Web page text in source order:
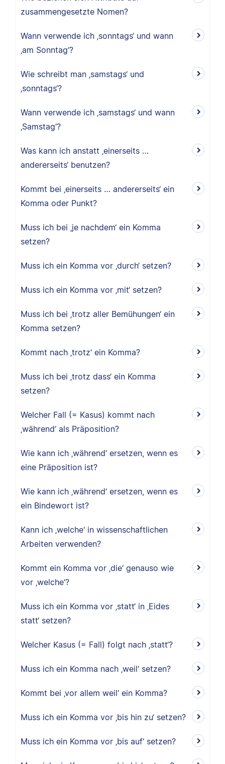
zusammengesetzte Nomen?
Wann verwende ich ‚sonntags‘ und wann
‚am Sonntag‘?
Wie schreibt man ‚samstags‘ und
‚sonntags‘?
Wann verwende ich ‚samstags‘ und wann
‚Samstag‘?
Was kann ich anstatt ‚einerseits …
andererseits‘ benutzen?
Kommt bei ‚einerseits … andererseits‘ ein
Komma oder Punkt?
Muss ich bei ‚je nachdem‘ ein Komma
setzen?
Muss ich ein Komma vor ‚durch‘ setzen?
Muss ich ein Komma vor ‚mit‘ setzen?
Muss ich bei ‚trotz aller Bemühungen‘ ein
Komma setzen?
Kommt nach ‚trotz‘ ein Komma?
Muss ich bei ‚trotz dass‘ ein Komma
setzen?
Welcher Fall (= Kasus) kommt nach
‚während‘ als Präposition?
Wie kann ich ‚während‘ ersetzen, wenn es
eine Präposition ist?
Wie kann ich ‚während‘ ersetzen, wenn es
ein Bindewort ist?
Kann ich ‚welche‘ in wissenschaftlichen
Arbeiten verwenden?
Kommt ein Komma vor ‚die‘ genauso wie
vor ‚welche‘?
Muss ich ein Komma vor ‚statt‘ in ‚Eides
statt‘ setzen?
Welcher Kasus (= Fall) folgt nach ‚statt‘?
Muss ich ein Komma nach ‚weil‘ setzen?
Kommt bei ‚vor allem weil‘ ein Komma?
Muss ich ein Komma vor ‚bis hin zu‘ setzen?
Muss ich ein Komma vor ‚bis auf‘ setzen?